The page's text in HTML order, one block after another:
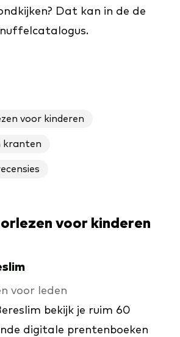
Dat kan in de de
voor kinderen
kranten
voor kinderen
voor leden
bekijk je ruim 60
digitale prentenboeken